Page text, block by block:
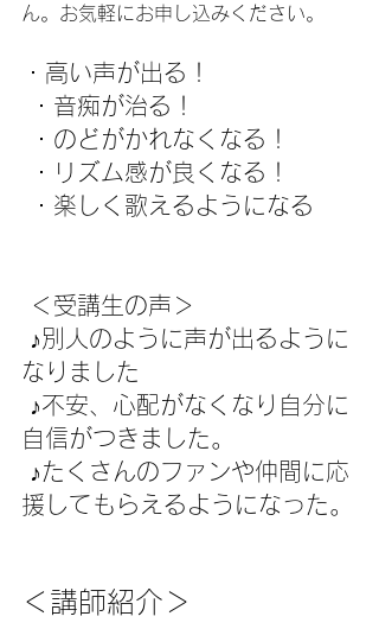
ん。お気軽にお申し込みください。
・高い声が出る！
・音痴が治る！
・のどがかれなくなる！
・リズム感が良くなる！
・楽しく歌えるようになる
＜受講生の声＞
なりました
自信がつきました。
援してもらえるようになった。
＜講師紹介＞